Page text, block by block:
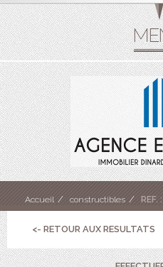
Accueil constructibles REF.
<- RETOUR AUX RESULTATS